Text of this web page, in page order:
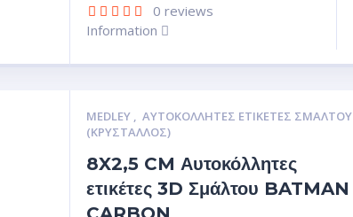
0 reviews
Information
MEDLEY ,ΑΥΤΟΚΌΛΛΗΤΕΣ ΕΤΙΚΈΤΕΣ ΣΜΆΛΤΟΥ
(ΚΡΥΣΤΑΛΛΟΣ)
8X2,5 CM Αυτοκόλλητες
ετικέτες 3D Σμάλτου BATMAN